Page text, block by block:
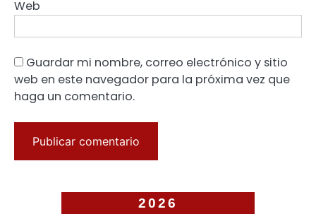
Web
Guardar mi nombre, correo electrónico y sitio
web en este navegador para la próxima vez que
haga un comentario.
2026